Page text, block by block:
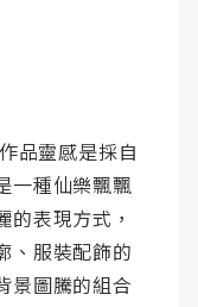
品靈感是採自
一種仙樂飄飄
的表現方式，
、服裝配飾的
景圖騰的組合